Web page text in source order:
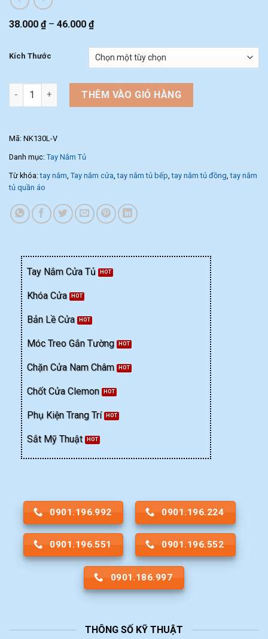
38.000 ₫– 46.000 ₫
Kích Thước
Tay nắm cửa tủ nội thất NK130L-V (Màu Vàng) số lượng
THÊM VÀO GIỎ HÀNG
Mã: NK130L-V
Danh mục: Tay Nắm Tủ
Từ khóa:tay nắm Tay nắm cửa ,tay nắm tủ bếp ,tay nắm tủ đồng ,tay nắm
tủ quần áo
Tay Nắm Cửa Tủ
Khóa Cửa
Bản Lề Cửa
Móc Treo Gắn Tường
Chặn Cửa Nam Châm
Chốt Cửa Clemon
Phụ Kiện Trang Trí
Sắt Mỹ Thuật
0901.196.992 0901.196.224
0901.196.551 0901.196.552
0901.186.997
THÔNG SỐ KỸ THUẬT